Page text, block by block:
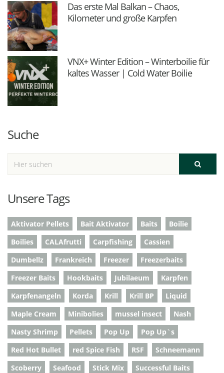
Das erste Mal Balkan – Chaos,
Kilometer und große Karpfen
VNX+ Winter Edition – Winterboilie für
kaltes Wasser | Cold Water Boilie
Suche
Unsere Tags
Aktivator Pellets Bait Aktivator Baits
Boilie
Boilies
CALAfrutti Carpfishing
Cassien
Dumbellz
Frankreich Freezer
Freezerbaits
Freezer Baits
Hookbaits Jubilaeum
Karpfen
Karpfenangeln
Korda Krill Krill BP
Liquid
Maple Cream
Minibolies mussel insect
Nash
Nasty Shrimp
Pellets Pop Up
Pop Up`s
Red Hot Bullet
red Spice Fish RSF
Schneemann
Scoberry
Seafood Stick Mix
Successful Baits